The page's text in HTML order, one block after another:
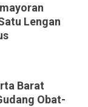
Lengan
Barat
Obat-